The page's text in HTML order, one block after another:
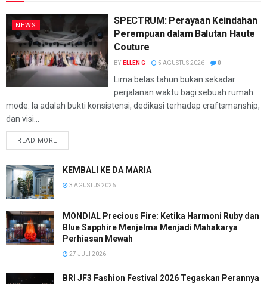
NEWS
SPECTRUM: Perayaan Keindahan
Perempuan dalam Balutan Haute
Couture
BY ELLEN G 5 AGUSTUS 2026 0
Lima belas tahun bukan sekadar
perjalanan waktu bagi sebuah rumah
mode. Ia adalah bukti konsistensi, dedikasi terhadap craftsmanship,
dan visi...
READ MORE
KEMBALI KE DA MARIA
3 AGUSTUS 2026
MONDIAL Precious Fire: Ketika Harmoni Ruby dan
Blue Sapphire Menjelma Menjadi Mahakarya
Perhiasan Mewah
27 JULI 2026
BRI JF3 Fashion Festival 2026 Tegaskan Perannya